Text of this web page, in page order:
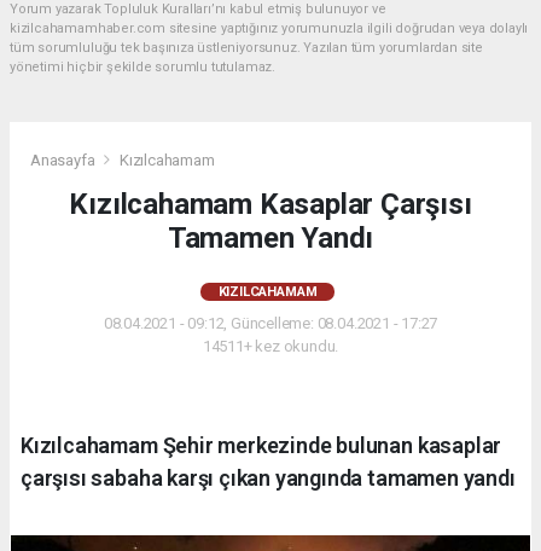
Yorum yazarak Topluluk Kuralları’nı kabul etmiş bulunuyor ve
kizilcahamamhaber.com sitesine yaptığınız yorumunuzla ilgili doğrudan veya dolaylı
tüm sorumluluğu tek başınıza üstleniyorsunuz. Yazılan tüm yorumlardan site
yönetimi hiçbir şekilde sorumlu tutulamaz.
Anasayfa Kızılcahamam
Kızılcahamam Kasaplar Çarşısı
Tamamen Yandı
KIZILCAHAMAM
08.04.2021 - 09:12, Güncelleme: 08.04.2021 - 17:27
14511+ kez okundu.
Kızılcahamam Şehir merkezinde bulunan kasaplar
çarşısı sabaha karşı çıkan yangında tamamen yandı